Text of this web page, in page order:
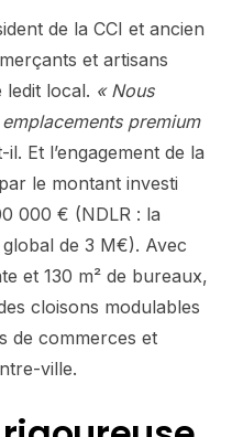
de la CCI et ancien
et artisans
ledit local. « Nous
premium
Et l’engagement de la
le montant investi
000 € (NDLR : la
de 3 M€). Avec
et 130 m² de bureaux,
cloisons modulables
de commerces et
ville.